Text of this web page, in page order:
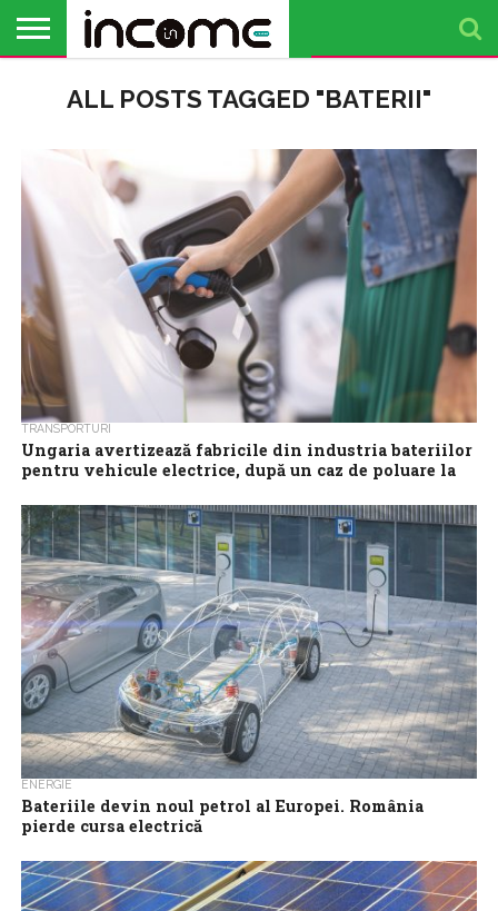
PROFIL DE
ANTREPRENOR
BUSINESS
ANALIZE
OPINII
FINANȚE
PERSONALE
TIMP
LIBERALL POSTS TAGGED "BATERII"
TRANSPORTURI
Ungaria avertizează fabricile din industria bateriilor
pentru vehicule electrice, după un caz de poluare la
Guvernul ungar al noului premier Peter Magyar a amenințat că va
închide fabricile din industria bateriilor pentru vehicule electrice
care nu respectă...
ENERGIE
Bateriile devin noul petrol al Europei. România
pierde cursa electrică
accelerează electrificarea transportului. Vehiculele electrice,
bateriile și infrastructura de încărcare devin instrumente de...